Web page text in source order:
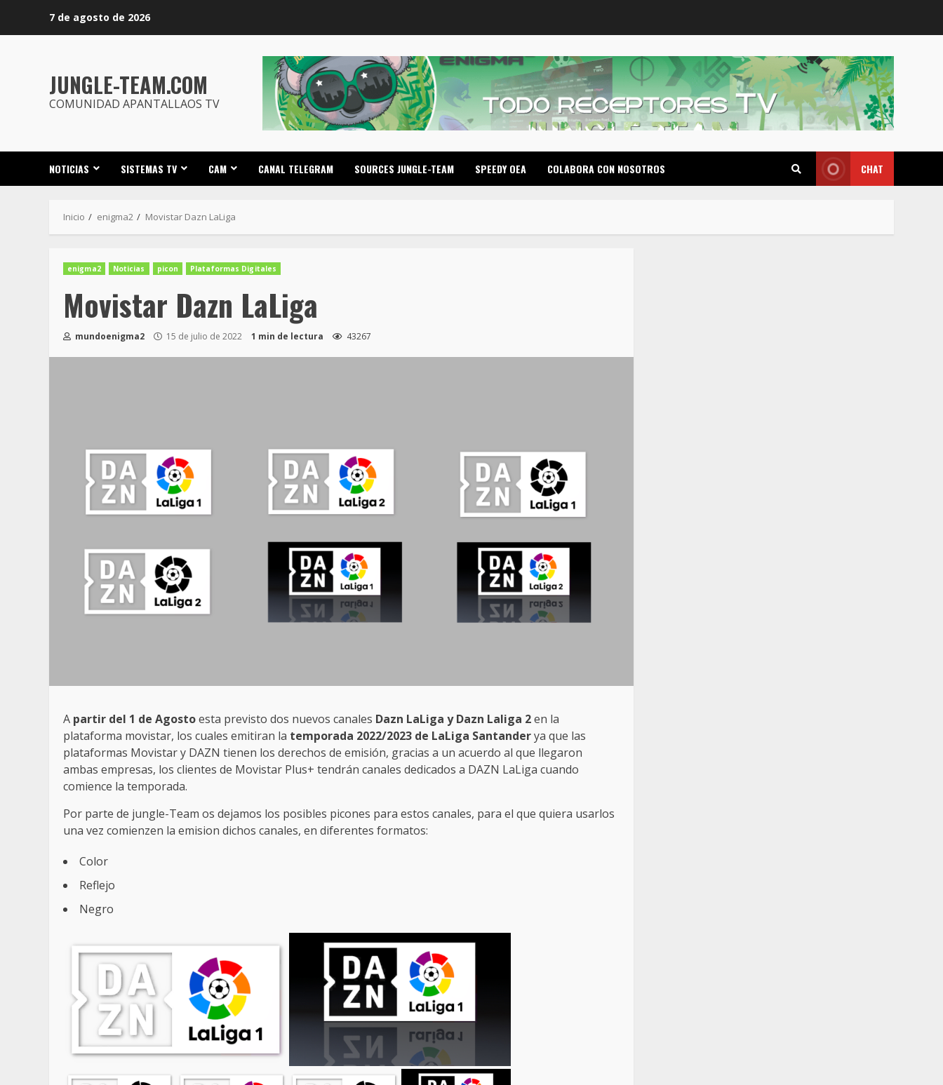
7 de agosto de 2026
JUNGLE-TEAM.COM
COMUNIDAD APANTALLAOS TV
NOTICIAS SISTEMAS TV CAM CANAL TELEGRAM SOURCES JUNGLE-TEAM SPEEDY OEA COLABORA CON NOSOTROS CHAT
Inicio enigma2 Movistar Dazn LaLiga
enigma2 Noticias picon Plataformas Digitales
Movistar Dazn LaLiga
mundoenigma2 15 de julio de 2022 1 min de lectura 43267
A partir del 1 de Agostoesta previsto dos nuevos canales Dazn LaLiga y Dazn Laliga 2en la
plataforma movistar, los cuales emitiran la temporada 2022/2023 de LaLiga Santanderya que las
plataformas Movistar y DAZN tienen los derechos de emisión, gracias a un acuerdo al que llegaron
ambas empresas, los clientes de Movistar Plus+ tendrán canales dedicados a DAZN LaLiga cuando
comience la temporada.
Por parte de jungle-Team os dejamos los posibles picones para estos canales, para el que quiera usarlos
una vez comienzen la emision dichos canales, en diferentes formatos:
Color
Reflejo
Negro